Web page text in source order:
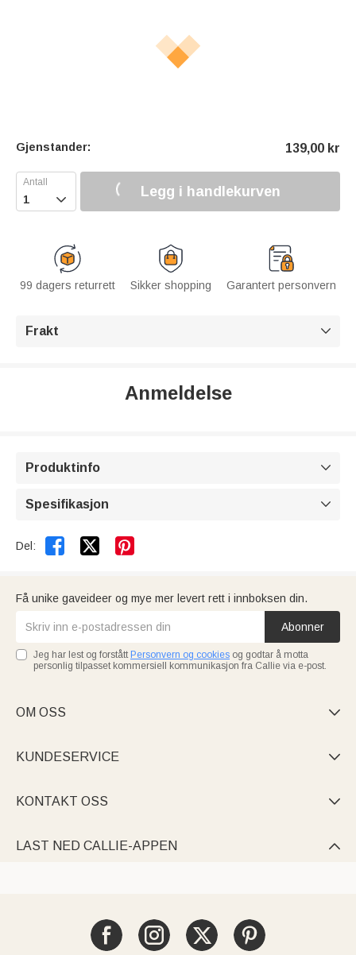
Gjenstander: 139,00 kr
 Legg i handlekurven
99 dagers returrett Sikker shopping Garantert personvern
Frakt 
Anmeldelse
Produktinfo 
Spesifikasjon 
Del:  
Få unike gaveideer og mye mer levert rett i innboksen din.
Abonner
Jeg har lest og forstått Personvern og cookies og godtar å motta
personlig tilpasset kommersiell kommunikasjon fra Callie via e-post.
OM OSS 
KUNDESERVICE 
KONTAKT OSS 
LAST NED CALLIE-APPEN 